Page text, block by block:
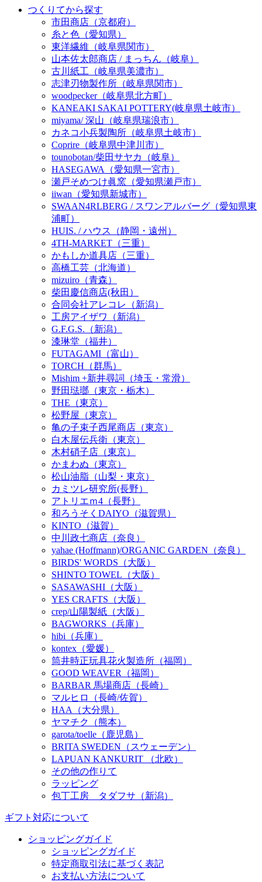
つくりてから探す
市田商店（京都府）
糸と色（愛知県）
東洋繊維（岐阜県関市）
山本佐太郎商店 / まっちん（岐阜）
古川紙工（岐阜県美濃市）
志津刃物製作所（岐阜県関市）
woodpecker（岐阜県北方町）
KANEAKI SAKAI POTTERY(岐阜県土岐市）
miyama/ 深山（岐阜県瑞浪市）
カネコ小兵製陶所（岐阜県土岐市）
Coprire（岐阜県中津川市）
tounobotan/柴田サヤカ（岐阜）
HASEGAWA（愛知県一宮市）
瀬戸そめつけ眞窯（愛知県瀬戸市）
iiwan（愛知県新城市）
SWAAN4RLBERG / スワンアルバーグ（愛知県東
浦町）
HUIS. / ハウス（静岡・遠州）
4TH-MARKET（三重）
かもしか道具店（三重）
高橋工芸（北海道）
mizuiro（青森）
柴田慶信商店(秋田）
合同会社アレコレ（新潟）
工房アイザワ（新潟）
G.F.G.S.（新潟）
漆琳堂（福井）
FUTAGAMI（富山）
TORCH（群馬）
Mishim +新井尋詞（埼玉・常滑）
野田琺瑯（東京・栃木）
THE（東京）
松野屋（東京）
亀の子束子西尾商店（東京）
白木屋伝兵衛（東京）
木村硝子店（東京）
かまわぬ（東京）
松山油脂（山梨・東京）
カミツレ研究所(長野）
アトリエｍ4（長野）
和ろうそくDAIYO（滋賀県）
KINTO（滋賀）
中川政七商店（奈良）
yahae (Hoffmann)/ORGANIC GARDEN（奈良）
BIRDS' WORDS（大阪）
SHINTO TOWEL（大阪）
SASAWASHI（大阪）
YES CRAFTS（大阪）
crep/山陽製紙（大阪）
BAGWORKS（兵庫）
hibi（兵庫）
kontex（愛媛）
筒井時正玩具花火製造所（福岡）
GOOD WEAVER（福岡）
BARBAR 馬場商店（長崎）
マルヒロ（長崎/佐賀）
HAA（大分県）
ヤマチク（熊本）
garota/toelle（鹿児島）
BRITA SWEDEN（スウェーデン）
LAPUAN KANKURIT （北欧）
その他の作りて
ラッピング
包丁工房 タダフサ（新潟）
ギフト対応について
ショッピングガイド
ショッピングガイド
特定商取引法に基づく表記
お支払い方法について